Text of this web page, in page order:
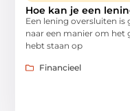
Hoe kan je een
Een lening oversluiten is
naar een manier om het
hebt staan op
Financieel